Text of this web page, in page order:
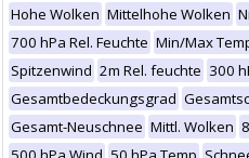
Hohe Wolken Mittelhohe Wolken
700 hPa Rel. Feuchte Min/Max
Spitzenwind 2m Rel. feuchte 300
Gesamtbedeckungsgrad
Gesamt-Neuschnee Mittl. Wolken